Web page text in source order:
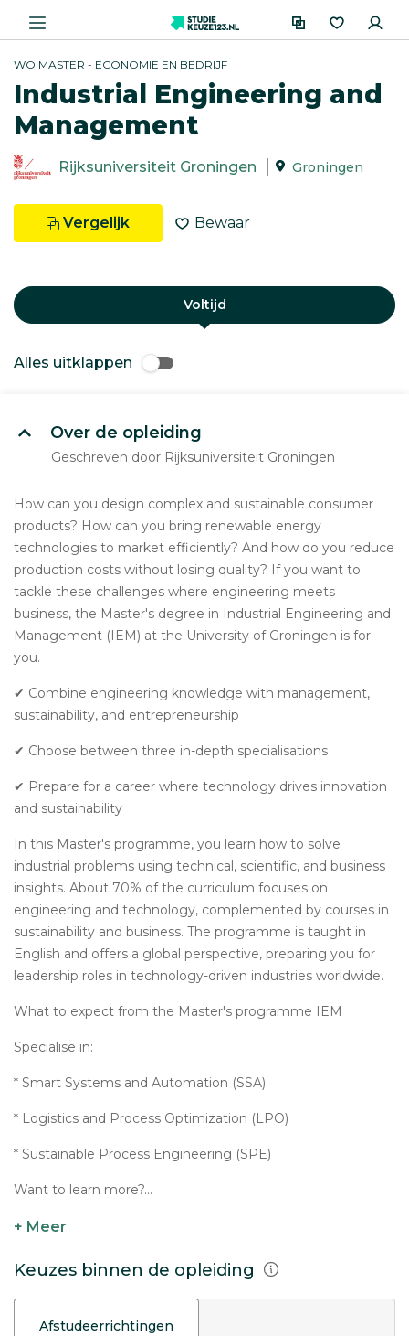
WO MASTER - ECONOMIE EN BEDRIJF
Industrial Engineering and
Management
Rijksuniversiteit Groningen Groningen
Vergelijk Bewaar
Voltijd
Alles uitklappen
Over de opleiding
Geschreven door Rijksuniversiteit Groningen
How can you design complex and sustainable consumer
products? How can you bring renewable energy
technologies to market efficiently? And how do you reduce
production costs without losing quality? If you want to
tackle these challenges where engineering meets
business, the Master's degree in Industrial Engineering and
Management (IEM) at the University of Groningen is for
you.
✔ Combine engineering knowledge with management,
sustainability, and entrepreneurship
✔ Choose between three in-depth specialisations
✔ Prepare for a career where technology drives innovation
and sustainability
In this Master's programme, you learn how to solve
industrial problems using technical, scientific, and business
insights. About 70% of the curriculum focuses on
engineering and technology, complemented by courses in
sustainability and business. The programme is taught in
English and offers a global perspective, preparing you for
leadership roles in technology-driven industries worldwide.
What to expect from the Master's programme IEM
Specialise in:
* Smart Systems and Automation (SSA)
* Logistics and Process Optimization (LPO)
* Sustainable Process Engineering (SPE)
Want to learn more?...
+ Meer
Keuzes binnen de opleiding
Afstudeerrichtingen